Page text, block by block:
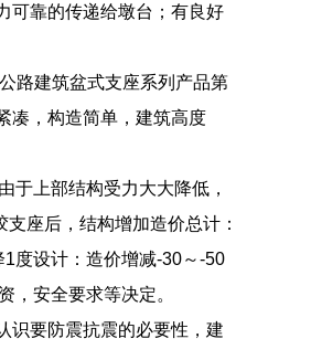
可靠的传递给墩台；有良好
路建筑盆式支座系列产品第
凑，构造简单，建筑高度
于上部结构受力大大降低，
座后，结构增加造价总计：
度设计：造价增减-30～-50
，安全要求等决定。
识要防震抗震的必要性，建